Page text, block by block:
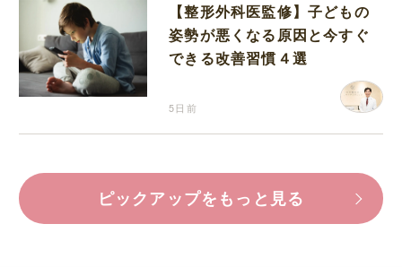
【整形外科医監修】子どもの
姿勢が悪くなる原因と今すぐ
できる改善習慣４選
5日前
ピックアップをもっと見る